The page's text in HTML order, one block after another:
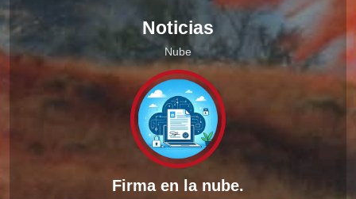
Noticias
Nube
Firma en la nube.